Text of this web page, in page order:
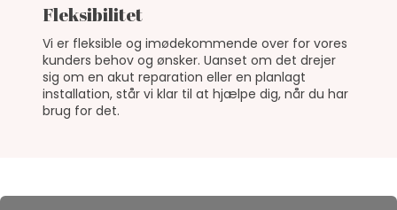
Fleksibilitet
Vi er fleksible og imødekommende over for vores
kunders behov og ønsker. Uanset om det drejer
sig om en akut reparation eller en planlagt
installation, står vi klar til at hjælpe dig, når du har
brug for det.